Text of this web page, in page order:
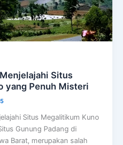
Situs
yang Penuh Misteri
Situs Megalitikum Kuno
Gunung Padang di
Barat, merupakan salah